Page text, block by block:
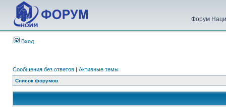
Форум
Вход
Сообщения без ответов | Активные темы
Список форумов